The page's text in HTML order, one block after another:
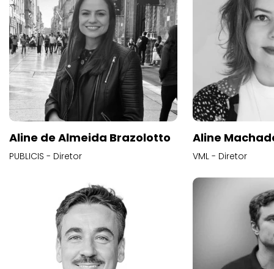
Aline de Almeida Brazolotto
PUBLICIS - Diretor
Aline
VML - Diretor